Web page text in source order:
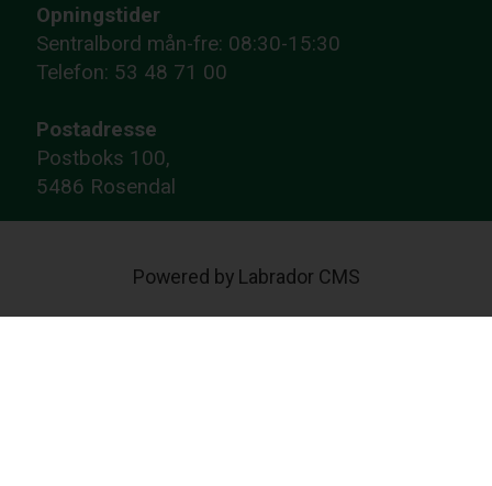
Opningstider
Sentralbord mån-fre: 08:30-15:30
Telefon: 53 48 71 00
Postadresse
Postboks 100,
5486 Rosendal
Powered by Labrador CMS